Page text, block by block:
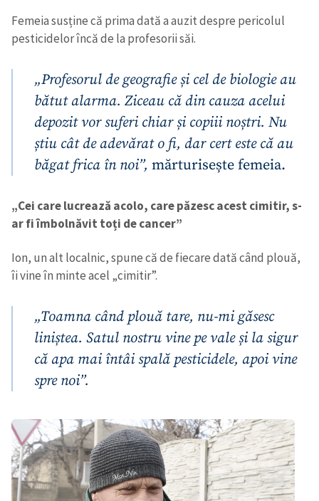
Femeia susține că prima dată a auzit despre pericolul
pesticidelor încă de la profesorii săi.
„Profesorul de geografie și cel de biologie au
bătut alarma. Ziceau că din cauza acelui
depozit vor suferi chiar și copiii noștri. Nu
știu cât de adevărat o fi, dar cert este că au
băgat frica în noi”, mărturisește femeia.
„Cei care lucrează acolo, care păzesc acest cimitir, s-
ar fi îmbolnăvit toți de cancer”
Ion, un alt localnic, spune că de fiecare dată când plouă,
îi vine în minte acel „cimitir”.
„Toamna când plouă tare, nu-mi găsesc
liniștea. Satul nostru vine pe vale și la sigur
că apa mai întâi spală pesticidele, apoi vine
spre noi”.